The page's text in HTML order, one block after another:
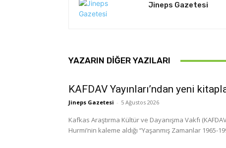
Jineps Gazetesi
YAZARIN DIĞER YAZILARI
KAFDAV Yayınları’ndan yeni
Jineps Gazetesi - 5 Ağustos 2026
Kafkas Araştırma Kültür ve Dayanışma Vakfı
Hurmi’nin kaleme aldığı “Yaşanmış Zamanlar 1965-